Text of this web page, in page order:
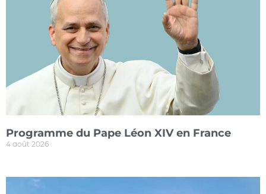
Programme du Pape Léon XIV en France
4 août 2026